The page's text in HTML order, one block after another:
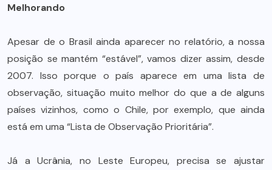
Melhorando
Apesar de o Brasil ainda aparecer no relatório, a nossa
posição se mantém “estável”, vamos dizer assim, desde
2007. Isso porque o país aparece em uma lista de
observação, situação muito melhor do que a de alguns
países vizinhos, como o Chile, por exemplo, que ainda
está em uma “Lista de Observação Prioritária”.
Já a Ucrânia, no Leste Europeu, precisa se ajustar